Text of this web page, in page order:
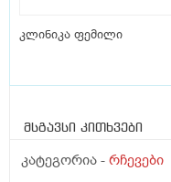
კლინიკა ფემილი
მსგავსი კითხვები
კატეგორია - რჩევები